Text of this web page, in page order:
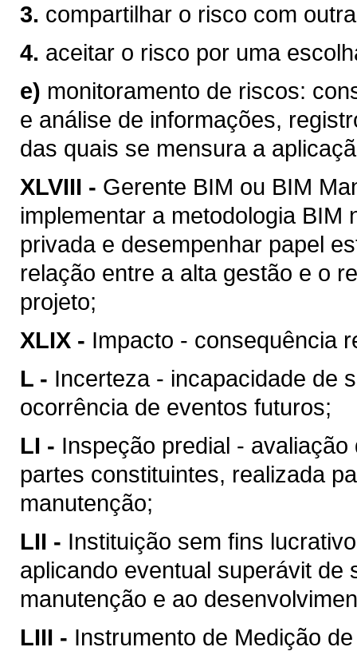
3. compartilhar o risco com
4. aceitar o risco por uma
e) monitoramento de riscos:
e análise de informações,
das quais se mensura a
XLVIII - Gerente BIM ou BIM
implementar a metodologia BIM
privada e desempenhar papel
relação entre a alta gestão e o
projeto;
XLIX - Impacto - consequência
L - Incerteza - incapacidade de
ocorrência de eventos futuros;
LI - Inspeção predial -
partes constituintes, realizada
manutenção;
LII - Instituição sem fins
aplicando eventual superávit de
manutenção e ao
LIII - Instrumento de Medição